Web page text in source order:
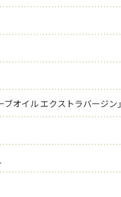
ブオイル エクストラバージン」